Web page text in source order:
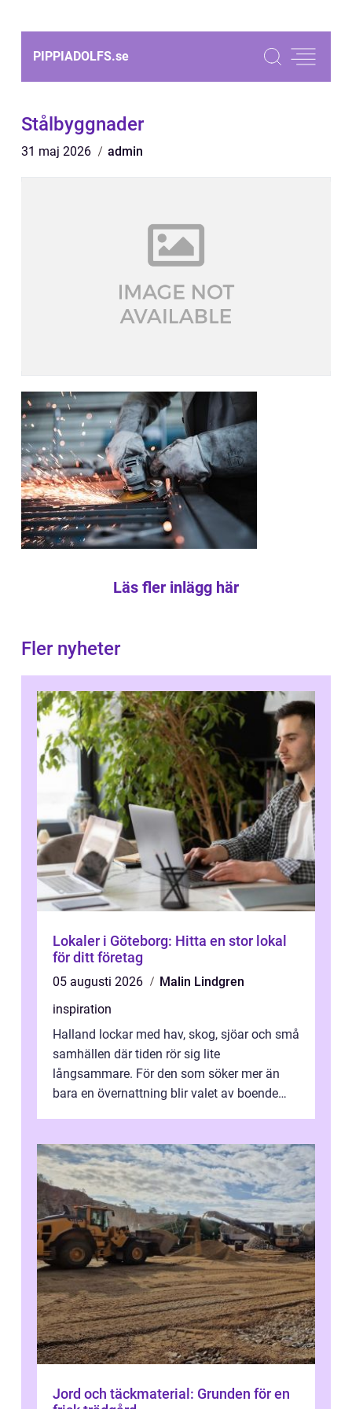
PIPPIADOLFS.se
Stålbyggnader
31 maj 2026 admin
Läs fler inlägg här
Fler nyheter
Lokaler i Göteborg: Hitta en stor lokal
för ditt företag
05 augusti 2026
Malin Lindgren
inspiration
Halland lockar med hav, skog, sjöar och små
samhällen där tiden rör sig lite
långsammare. För den som söker mer än
bara en övernattning blir valet av boende
Jord och täckmaterial: Grunden för en